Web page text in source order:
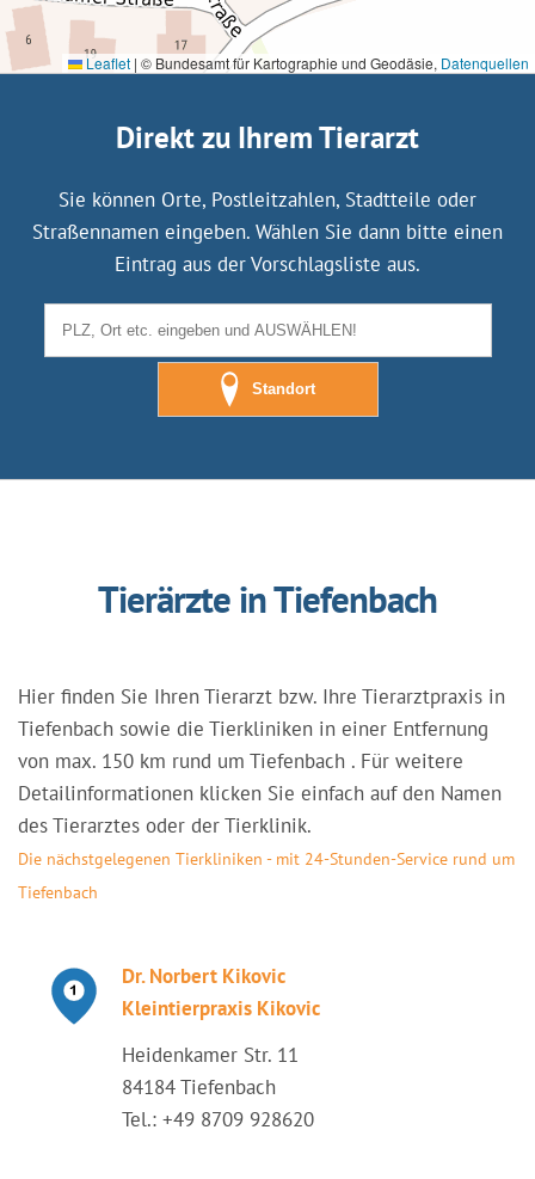
Leaflet | © Bundesamt für Kartographie und Geodäsie, Datenquellen
Direkt zu Ihrem Tierarzt
Sie können Orte, Postleitzahlen, Stadtteile oder
Straßennamen eingeben. Wählen Sie dann bitte einen
Eintrag aus der Vorschlagsliste aus.
Standort
Tierärzte in Tiefenbach
Hier finden Sie Ihren Tierarzt bzw. Ihre Tierarztpraxis in
Tiefenbach sowie die Tierkliniken in einer Entfernung
von max. 150 km rund um Tiefenbach . Für weitere
Detailinformationen klicken Sie einfach auf den Namen
des Tierarztes oder der Tierklinik.
Die nächstgelegenen Tierkliniken - mit 24-Stunden-Service rund um
Tiefenbach
Dr. Norbert Kikovic
Kleintierpraxis Kikovic
Heidenkamer Str. 11
84184 Tiefenbach
Tel.: +49 8709 928620